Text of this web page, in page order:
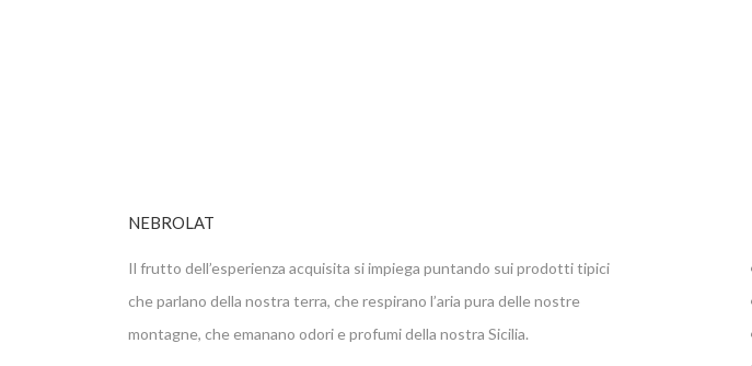
NEBROLAT
Il frutto dell’esperienza acquisita si impiega puntando sui prodotti tipici
che parlano della nostra terra, che respirano l’aria pura delle nostre
montagne, che emanano odori e profumi della nostra Sicilia.